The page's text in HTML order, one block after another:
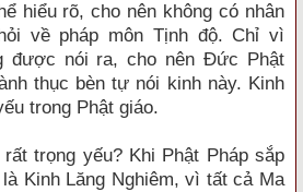
hiểu rõ, cho nên không có nhân
về pháp môn Tịnh độ. Chỉ vì
được nói ra, cho nên Đức Phật
thục bèn tự nói kinh này. Kinh
trong Phật giáo.
trọng yếu? Khi Phật Pháp sắp
Kinh Lăng Nghiêm, vì tất cả Ma